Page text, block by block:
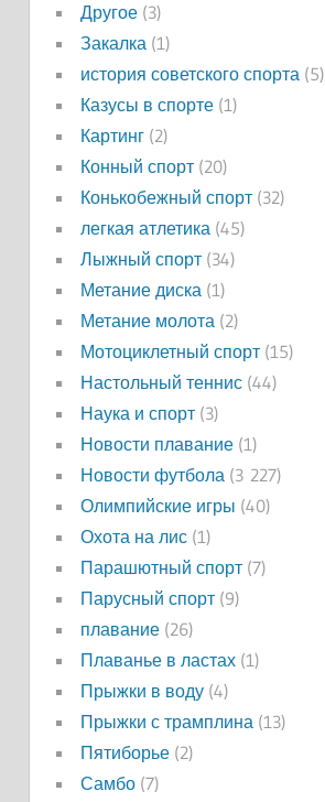
Другое(3)
Закалка(1)
история советского спорта(5)
Казусы в спорте(1)
Картинг(2)
Конный спорт(20)
Конькобежный спорт(32)
легкая атлетика(45)
Лыжный спорт(34)
Метание диска(1)
Метание молота(2)
Мотоциклетный спорт(15)
Настольный теннис(44)
Наука и спорт(3)
Новости плавание(1)
Новости футбола(3 227)
Олимпийские игры (40)
Охота на лис(1)
Парашютный спорт(7)
Парусный спорт(9)
плавание(26)
Плаванье в ластах(1)
Прыжки в воду(4)
Прыжки с трамплина(13)
Пятиборье(2)
Самбо(7)